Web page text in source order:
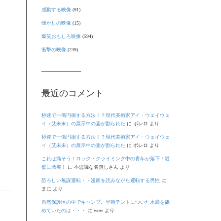
感動する映像 (91)
懐かしの映像 (15)
爆笑おもしろ映像 (594)
衝撃の映像 (239)
最近のコメント
秒速で一億円損する方法！？現代美術家アイ・ウェイウェ
イ（艾未未）の展示中の壷が割られた に ボレロ より
秒速で一億円損する方法！？現代美術家アイ・ウェイウェ
イ（艾未未）の展示中の壷が割られた に ボレロ より
これは痛そう！ロック・クライミング中の青年が落下！岩
壁に激突！
に 不思議な名無しさん より
恐ろしい無謀運転・・漫画を読みながら運転する男性に
まに より
自然保護区の中でキャンプ。早朝テントについた水滴を舐
めていたのは・・・
に wowより